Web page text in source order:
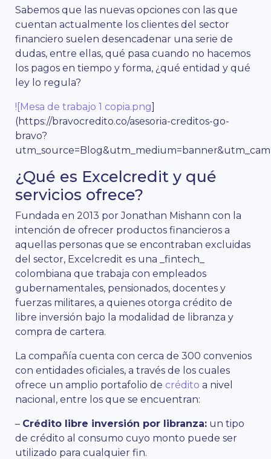
Sabemos que las nuevas opciones con las que
cuentan actualmente los clientes del sector
financiero suelen desencadenar una serie de
dudas, entre ellas, qué pasa cuando no hacemos
los pagos en tiempo y forma, ¿qué entidad y qué
ley lo regula?
![Mesa de trabajo 1 copia.png]
(https://bravocredito.co/asesoria-creditos-go-
bravo?
¿Qué es Excelcredit y qué
servicios ofrece?
Fundada en 2013 por Jonathan Mishann con la
intención de ofrecer productos financieros a
aquellas personas que se encontraban excluidas
del sector, Excelcredit es una _fintech_
colombiana que trabaja con empleados
gubernamentales, pensionados, docentes y
fuerzas militares, a quienes otorga crédito de
libre inversión bajo la modalidad de libranza y
compra de cartera.
La compañía cuenta con cerca de 300 convenios
con entidades oficiales, a través de los cuales
ofrece un amplio portafolio de crédito a nivel
nacional, entre los que se encuentran:
– Crédito libre inversión por libranza: un tipo
de crédito al consumo cuyo monto puede ser
utilizado para cualquier fin.